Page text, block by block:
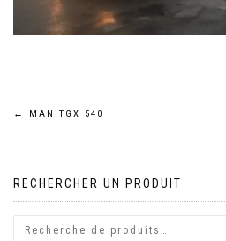
Navigation
l’article
← MAN TGX 540
RECHERCHER UN PRODUIT